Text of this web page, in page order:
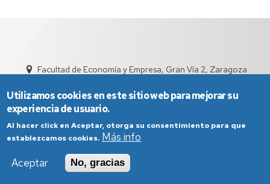
Facultad de Economía y Empresa, Gran Vía 2, Zaragoza
Aviso Legal
Condiciones generales de uso
Política de Privacidad
Utilizamos cookies en este sitio web para mejorar su
experiencia de usuario.
Al hacer click en Aceptar, otorga su consentimiento para que
establezcamos cookies. Más info
Aceptar
No, gracias